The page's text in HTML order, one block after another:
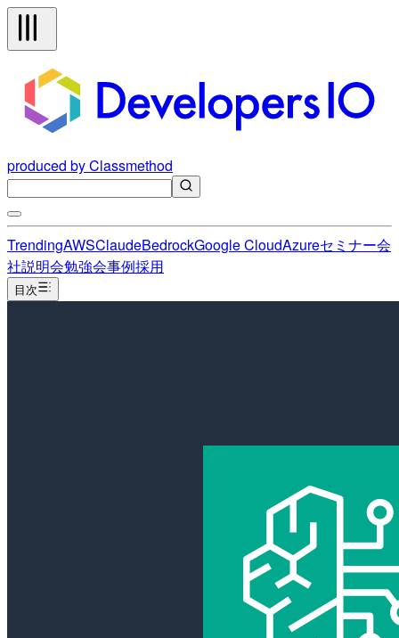
produced by Classmethod
TrendingAWSClaudeBedrockGoogle CloudAzureセミナー会
社説明会勉強会事例採用
目次